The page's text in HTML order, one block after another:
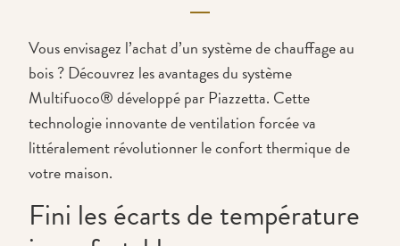
Vous envisagez l’achat d’un système de chauffage au
bois ? Découvrez les avantages du système
Multifuoco® développé par Piazzetta. Cette
technologie innovante de ventilation forcée va
littéralement révolutionner le confort thermique de
votre maison.
Fini les écarts de température